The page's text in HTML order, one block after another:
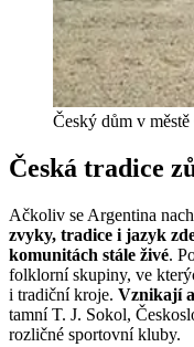
Český dům v
Česká tradice
Ačkoliv se Argentina
zvyky, tradice i jazyk
komunitách stále živé.
folklorní skupiny, ve
i tradiční kroje. Vznikají
tamní T. J. Sokol,
rozličné sportovní kluby.